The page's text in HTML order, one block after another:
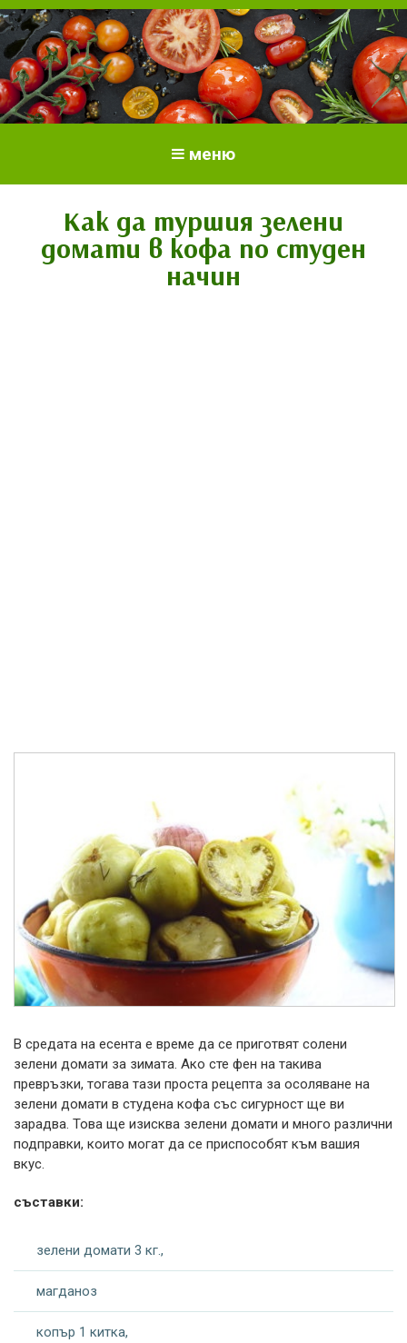
Отглеждане на домати.
Сортове и разсад.
меню
Как да туршия зелени
домати в кофа по студен
начин
В средата на есента е време да се приготвят солени
зелени домати за зимата. Ако сте фен на такива
превръзки, тогава тази проста рецепта за осоляване на
зелени домати в студена кофа със сигурност ще ви
зарадва. Това ще изисква зелени домати и много различни
подправки, които могат да се приспособят към вашия
вкус.
съставки:
зелени домати 3 кг.,
магданоз
копър 1 китка,